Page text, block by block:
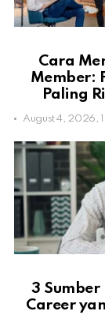
Cara
Member:
Paling
August 4, 2026,
3
Career